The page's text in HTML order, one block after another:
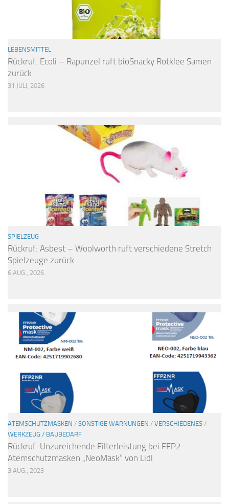
LEBENSMITTEL
Rückruf: Ecoli – Rapunzel ruft bioSnacky Rotklee Samen
zurück
31 JULI, 2026
SPIELZEUG
Rückruf: Asbest – Woolworth ruft verschiedene Stretch
Spielzeuge zurück
6 AUG., 2026
ATEMSCHUTZMASKEN / SONSTIGE WARNUNGEN / VERSCHIEDENES /
WERKZEUG / BAUBEDARF
Rückruf: Unzureichende Filterleistung bei FFP2
Atemschutzmasken „NeoMask“ von Lidl
3 AUG., 2023